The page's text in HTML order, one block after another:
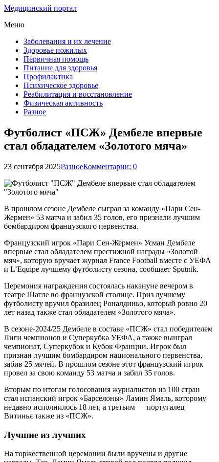
Медицинский портал
Меню
Заболевания и их лечение
Здоровье пожилых
Первичная помощь
Питание для здоровья
Профилактика
Психическое здоровье
Реабилитация и восстановление
Физическая активность
Разное
Футболист «ПСЖ» Дембеле впервые
стал обладателем «Золотого мяча»
23 сентября 2025РазноеКомментарии: 0
В прошлом сезоне Дембеле сыграл за команду «Пари Сен-
Жермен» 53 матча и забил 35 голов, его признали лучшим
бомбардиром французского первенства.
Французский игрок «Пари Сен-Жермен» Усман Дембеле
впервые стал обладателем престижной награды «Золотой
мяч», которую вручает журнал France Football вместе с УЕФА
и L’Equipe лучшему футболисту сезона, сообщает Sputnik.
Церемония награждения состоялась накануне вечером в
театре Шатле во французской столице. Приз лучшему
футболисту вручил бразилец Роналдиньо, который ровно 20
лет назад также стал обладателем «Золотого мяча».
В сезоне-2024/25 Дембеле в составе «ПСЖ» стал победителем
Лиги чемпионов и Суперкубка УЕФА, а также выиграл
чемпионат, Суперкубок и Кубок Франции. Игрок был
признан лучшим бомбардиром национального первенства,
забив 25 мячей. В прошлом сезоне этот французский игрок
провел за свою команду 53 матча и забил 35 голов.
Вторым по итогам голосования журналистов из 100 стран
стал испанский игрок «Барселоны» Ламин Ямаль, которому
недавно исполнилось 18 лет, а третьим — португалец
Витинья также из «ПСЖ».
Лучшие из лучших
На торжественной церемонии были вручены и другие